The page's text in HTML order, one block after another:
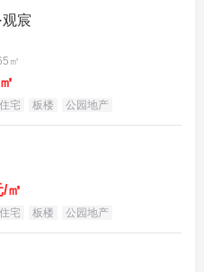
环，是政策工具箱里一枚
地的同时，北京在12月底
越了解。
银行悄然调整了个人征信
好的客户给予更大弹性。
观宸
㎡
宅 板楼 公园地产
㎡
宅 板楼 公园地产